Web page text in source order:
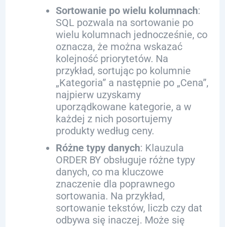
Sortowanie po wielu kolumnach:
SQL pozwala na sortowanie po
wielu kolumnach jednocześnie, co
oznacza, że można wskazać
kolejność priorytetów. Na
przykład, sortując po kolumnie
„Kategoria” a następnie po „Cena”,
najpierw uzyskamy
uporządkowane kategorie, a w
każdej z nich posortujemy
produkty według ceny.
Różne typy danych: Klauzula
ORDER BY obsługuje różne typy
danych, co ma kluczowe
znaczenie dla poprawnego
sortowania. Na przykład,
sortowanie tekstów, liczb czy dat
odbywa się inaczej. Może się